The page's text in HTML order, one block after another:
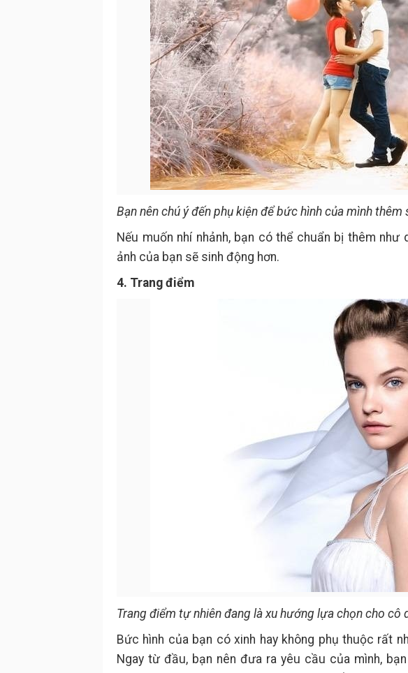
Bạn nên chú ý đến phụ kiện để bức hình của mình thêm
Nếu muốn nhí nhảnh, bạn có thể chuẩn bị thêm
ảnh của bạn sẽ sinh động hơn.
4. Trang điểm
Trang điểm tự nhiên đang là xu hướng lựa chọn cho cô
Bức hình của bạn có xinh hay không phụ thuộc rất
Ngay từ đầu, bạn nên đưa ra yêu cầu của mình,